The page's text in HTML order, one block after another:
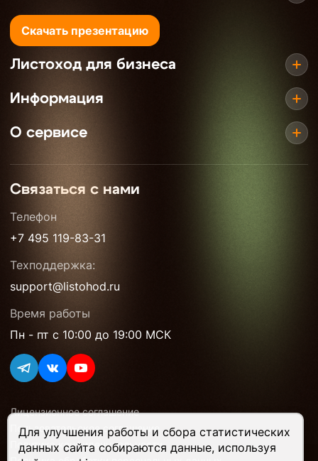
Скачать презентацию
Листоход для бизнеса
Информация
О сервисе
Связаться с нами
Телефон
+7 495 119-83-31
Техподдержка:
support@listohod.ru
Время работы
Пн - пт с 10:00 до 19:00 МСК
Лицензионное соглашение
Пользовательское соглашение
Политика конфиденциальности
Для улучшения работы и сбора статистических
данных сайта собираются данные, используя